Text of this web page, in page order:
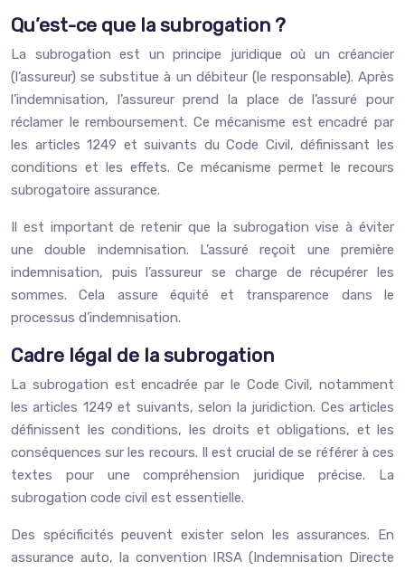
Qu’est-ce que la subrogation ?
La subrogation est un principe juridique où un créancier
(l’assureur) se substitue à un débiteur (le responsable). Après
l’indemnisation, l’assureur prend la place de l’assuré pour
réclamer le remboursement. Ce mécanisme est encadré par
les articles 1249 et suivants du Code Civil, définissant les
conditions et les effets. Ce mécanisme permet le recours
subrogatoire assurance.
Il est important de retenir que la subrogation vise à éviter
une double indemnisation. L’assuré reçoit une première
indemnisation, puis l’assureur se charge de récupérer les
sommes. Cela assure équité et transparence dans le
processus d’indemnisation.
Cadre légal de la subrogation
La subrogation est encadrée par le Code Civil, notamment
les articles 1249 et suivants, selon la juridiction. Ces articles
définissent les conditions, les droits et obligations, et les
conséquences sur les recours. Il est crucial de se référer à ces
textes pour une compréhension juridique précise. La
subrogation code civil est essentielle.
Des spécificités peuvent exister selon les assurances. En
assurance auto, la convention IRSA (Indemnisation Directe